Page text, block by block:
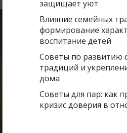
защищает уют
Влияние семейных
формирование
воспитание детей
Советы по развитию
традиций и
дома
Советы для пар: как
кризис доверия в